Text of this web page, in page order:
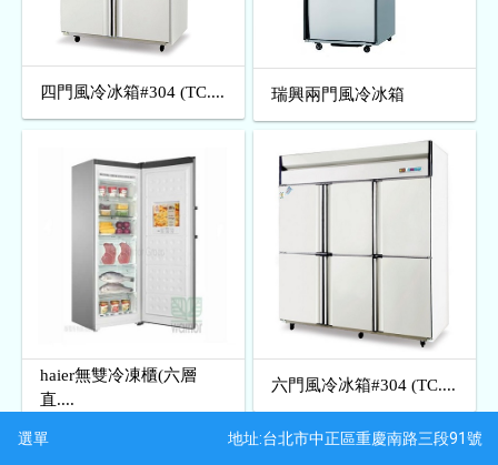
選單 地址:台北市中正區重慶南路三段91號
四門風冷冰箱#304 (TC.... 瑞興兩門風冷冰箱
haier無雙冷凍櫃(六層
直....
六門風冷冰箱#304 (TC....